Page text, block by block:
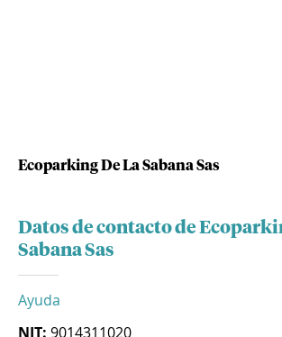
Ecoparking De La Sabana Sas
Datos de contacto de
Sabana Sas
Ayuda
NIT: 9014311020